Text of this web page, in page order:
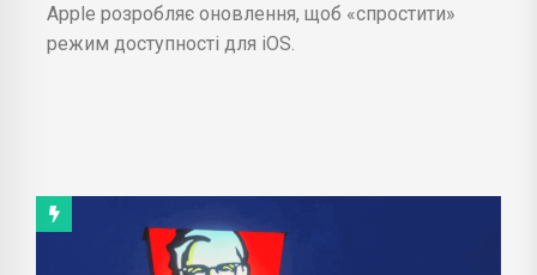
Apple розробляє оновлення, щоб «спростити»
режим доступності для iOS.